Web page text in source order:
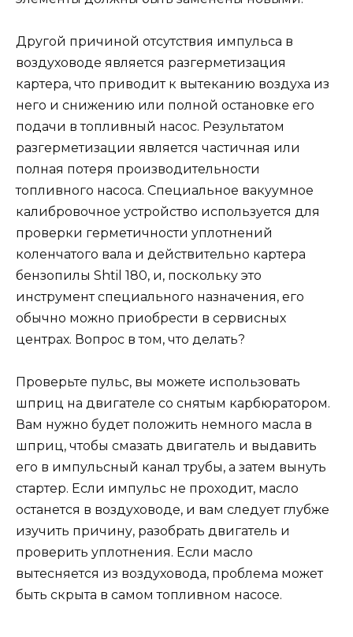
Другой причиной отсутствия импульса в
воздуховоде является разгерметизация
картера, что приводит к вытеканию воздуха из
него и снижению или полной остановке его
подачи в топливный насос. Результатом
разгерметизации является частичная или
полная потеря производительности
топливного насоса. Специальное вакуумное
калибровочное устройство используется для
проверки герметичности уплотнений
коленчатого вала и действительно картера
бензопилы Shtil 180, и, поскольку это
инструмент специального назначения, его
обычно можно приобрести в сервисных
центрах. Вопрос в том, что делать?
Проверьте пульс, вы можете использовать
шприц на двигателе со снятым карбюратором.
Вам нужно будет положить немного масла в
шприц, чтобы смазать двигатель и выдавить
его в импульсный канал трубы, а затем вынуть
стартер. Если импульс не проходит, масло
останется в воздуховоде, и вам следует глубже
изучить причину, разобрать двигатель и
проверить уплотнения. Если масло
вытесняется из воздуховода, проблема может
быть скрыта в самом топливном насосе.